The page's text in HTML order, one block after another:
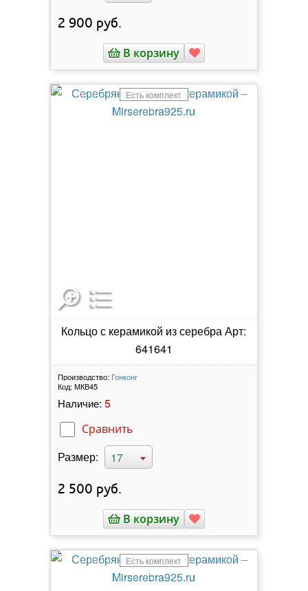
2 900 руб.
В корзину
Есть комплект
Кольцо с керамикой из серебра Арт:
641641
Производство: Гонконг
Код: МКВ45
Наличие: 5
Сравнить
Размер: 17
2 500 руб.
В корзину
Есть комплект